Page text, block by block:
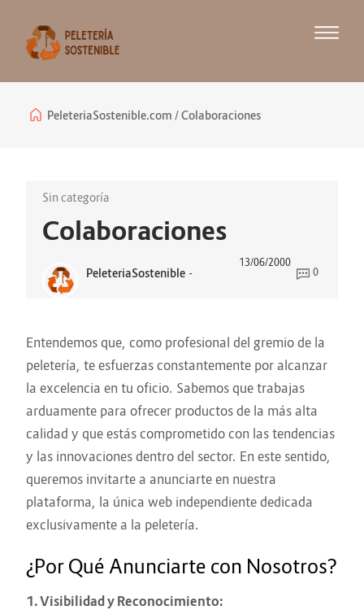
PeleteriaSostenible.com Colaboraciones
Sin categoría
Colaboraciones
PeleteriaSostenible -
13/06/2000
0
Entendemos que, como profesional del gremio de la
peletería, te esfuerzas constantemente por alcanzar
la excelencia en tu oficio. Sabemos que trabajas
arduamente para ofrecer productos de la más alta
calidad y que estás comprometido con las tendencias
y las innovaciones dentro del sector. En este sentido,
queremos invitarte a anunciarte en nuestra
plataforma, la única web independiente dedicada
exclusivamente a la peletería.
¿Por Qué Anunciarte con Nosotros?
1. Visibilidad y Reconocimiento: